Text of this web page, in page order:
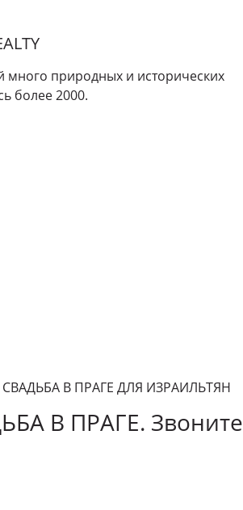
много природных и исторических
более 2000.
СВАДЬБА В ПРАГЕ ДЛЯ ИЗРАИЛЬТЯН
В ПРАГЕ. Звоните